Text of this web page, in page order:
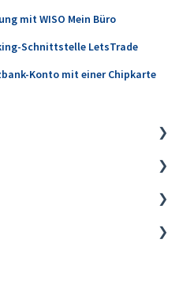
mit WISO Mein Büro
Schnittstelle LetsTrade
Konto mit einer Chipkarte